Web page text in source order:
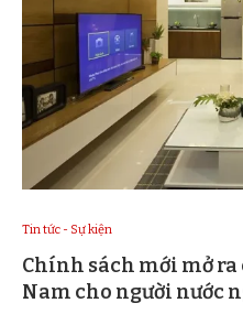
Tin tức - Sự kiện
Chính sách mới mở ra
Nam cho người nước